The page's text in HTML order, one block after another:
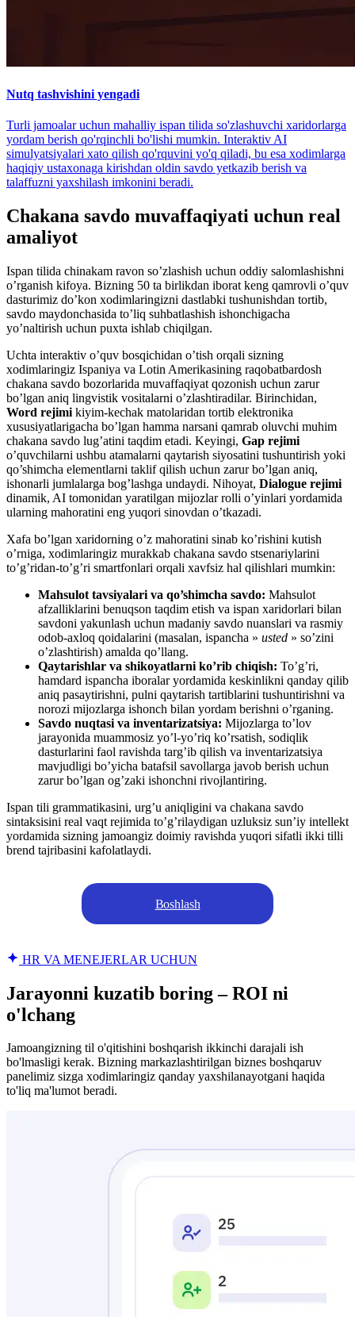
Nutq tashvishini yengadi
Turli jamoalar uchun mahalliy ispan tilida so'zlashuvchi xaridorlarga
yordam berish qo'rqinchli bo'lishi mumkin. Interaktiv AI
simulyatsiyalari xato qilish qo'rquvini yo'q qiladi, bu esa xodimlarga
haqiqiy ustaxonaga kirishdan oldin savdo yetkazib berish va
talaffuzni yaxshilash imkonini beradi.
Chakana savdo muvaffaqiyati uchun real
amaliyot
Ispan tilida chinakam ravon so’zlashish uchun oddiy salomlashishni
o’rganish kifoya. Bizning 50 ta birlikdan iborat keng qamrovli o’quv
dasturimiz do’kon xodimlaringizni dastlabki tushunishdan tortib,
savdo maydonchasida to’liq suhbatlashish ishonchigacha
yo’naltirish uchun puxta ishlab chiqilgan.
Uchta interaktiv o’quv bosqichidan o’tish orqali sizning
xodimlaringiz Ispaniya va Lotin Amerikasining raqobatbardosh
chakana savdo bozorlarida muvaffaqiyat qozonish uchun zarur
bo’lgan aniq lingvistik vositalarni o’zlashtiradilar. Birinchidan,
Word rejimi kiyim-kechak matolaridan tortib elektronika
xususiyatlarigacha bo’lgan hamma narsani qamrab oluvchi muhim
chakana savdo lug’atini taqdim etadi. Keyingi, Gap rejimi
o’quvchilarni ushbu atamalarni qaytarish siyosatini tushuntirish yoki
qo’shimcha elementlarni taklif qilish uchun zarur bo’lgan aniq,
ishonarli jumlalarga bog’lashga undaydi. Nihoyat, Dialogue rejimi
dinamik, AI tomonidan yaratilgan mijozlar rolli o’yinlari yordamida
ularning mahoratini eng yuqori sinovdan o’tkazadi.
Xafa bo’lgan xaridorning o’z mahoratini sinab ko’rishini kutish
o’rniga, xodimlaringiz murakkab chakana savdo stsenariylarini
to’g’ridan-to’g’ri smartfonlari orqali xavfsiz hal qilishlari mumkin:
Mahsulot tavsiyalari va qo’shimcha savdo: Mahsulot
afzalliklarini benuqson taqdim etish va ispan xaridorlari bilan
savdoni yakunlash uchun madaniy savdo nuanslari va rasmiy
odob-axloq qoidalarini (masalan, ispancha » usted » so’zini
o’zlashtirish) amalda qo’llang.
Qaytarishlar va shikoyatlarni ko’rib chiqish: To’g’ri,
hamdard ispancha iboralar yordamida keskinlikni qanday qilib
aniq pasaytirishni, pulni qaytarish tartiblarini tushuntirishni va
norozi mijozlarga ishonch bilan yordam berishni o’rganing.
Savdo nuqtasi va inventarizatsiya: Mijozlarga to’lov
jarayonida muammosiz yo’l-yo’riq ko’rsatish, sodiqlik
dasturlarini faol ravishda targ’ib qilish va inventarizatsiya
mavjudligi bo’yicha batafsil savollarga javob berish uchun
zarur bo’lgan og’zaki ishonchni rivojlantiring.
Ispan tili grammatikasini, urg’u aniqligini va chakana savdo
sintaksisini real vaqt rejimida to’g’rilaydigan uzluksiz sun’iy intellekt
yordamida sizning jamoangiz doimiy ravishda yuqori sifatli ikki tilli
brend tajribasini kafolatlaydi.
Boshlash
HR VA MENEJERLAR UCHUN
Jarayonni kuzatib boring – ROI ni
o'lchang
Jamoangizning til o'qitishini boshqarish ikkinchi darajali ish
bo'lmasligi kerak. Bizning markazlashtirilgan biznes boshqaruv
panelimiz sizga xodimlaringiz qanday yaxshilanayotgani haqida
to'liq ma'lumot beradi.